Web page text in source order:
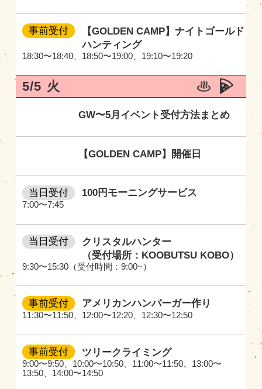
18:30〜18:40 18:50〜19:00 19:10〜19:20
事前受付
【GOLDEN CAMP】ナイトゴールド
ハンティング
5/5 火
GW〜5月イベント受付方法まとめ
【GOLDEN CAMP】開催日
7:00〜7:45
当日受付 100円モーニングサービス
9:30〜15:30（受付時間：9:00~）
当日受付
クリスタルハンター
（受付場所：KOOBUTSU KOBO）
11:30〜11:50 12:00〜12:20 12:30〜12:50
事前受付 アメリカンハンバーガー作り
9:00〜9:50、 10:00〜10:50、 11:00〜11:50、 13:00〜
13:50、 14:00〜14:50
事前受付 ツリークライミング